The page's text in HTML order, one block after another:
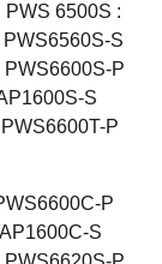
6500S :
S
P
S
P
P
S